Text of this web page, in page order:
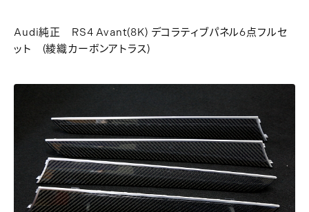
Audi純正 RS4 Avant(8K) デコラティブパネル6点フルセ
ット (綾織カーボンアトラス)